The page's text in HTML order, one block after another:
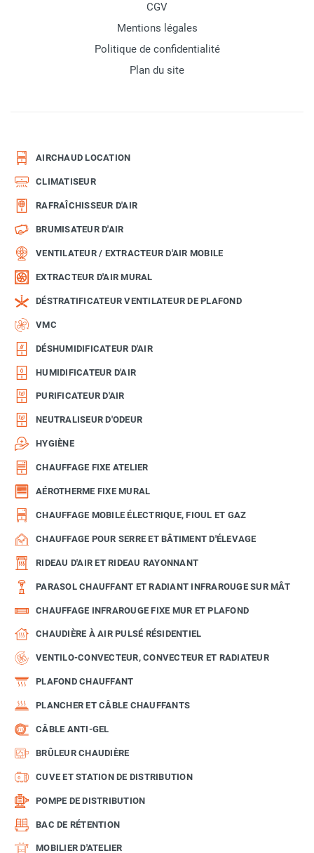
CGV
Mentions légales
Politique de confidentialité
Plan du site
AIRCHAUD LOCATION
CLIMATISEUR
RAFRAÎCHISSEUR D'AIR
BRUMISATEUR D'AIR
VENTILATEUR / EXTRACTEUR D'AIR MOBILE
EXTRACTEUR D'AIR MURAL
DÉSTRATIFICATEUR VENTILATEUR DE PLAFOND
VMC
DÉSHUMIDIFICATEUR D'AIR
HUMIDIFICATEUR D'AIR
PURIFICATEUR D'AIR
NEUTRALISEUR D'ODEUR
HYGIÈNE
CHAUFFAGE FIXE ATELIER
AÉROTHERME FIXE MURAL
CHAUFFAGE MOBILE ÉLECTRIQUE, FIOUL ET GAZ
CHAUFFAGE POUR SERRE ET BÂTIMENT D'ÉLEVAGE
RIDEAU D'AIR ET RIDEAU RAYONNANT
PARASOL CHAUFFANT ET RADIANT INFRAROUGE SUR MÂT
CHAUFFAGE INFRAROUGE FIXE MUR ET PLAFOND
CHAUDIÈRE À AIR PULSÉ RÉSIDENTIEL
VENTILO-CONVECTEUR, CONVECTEUR ET RADIATEUR
PLAFOND CHAUFFANT
PLANCHER ET CÂBLE CHAUFFANTS
CÂBLE ANTI-GEL
BRÛLEUR CHAUDIÈRE
CUVE ET STATION DE DISTRIBUTION
POMPE DE DISTRIBUTION
BAC DE RÉTENTION
MOBILIER D'ATELIER